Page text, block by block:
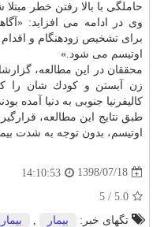
حاملگی با بالا رفتن خطر
وی در ادامه می افزاید:
برای تشخیص زودهنگام و
اوتیسم می شود.»
محققان در این مطالعه،
كالیفرنیا جنوبی به دنیا آمده
طبق نتایج این مطالعه،
اوتیسم، بدون توجه به شدت
1398/07/18
14:10:53
5.0
/
5
تگهای خبر:
بیمار